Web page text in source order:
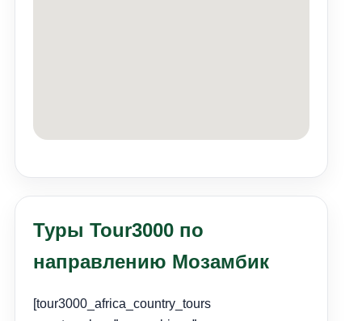
Туры Tour3000 по
направлению Мозамбик
[tour3000_africa_country_tours